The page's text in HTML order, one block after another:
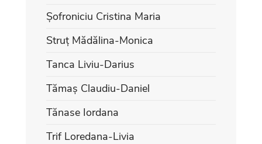
Șofroniciu Cristina Maria
Struț Mădălina-Monica
Tanca Liviu-Darius
Tămaș Claudiu-Daniel
Tănase Iordana
Trif Loredana-Livia